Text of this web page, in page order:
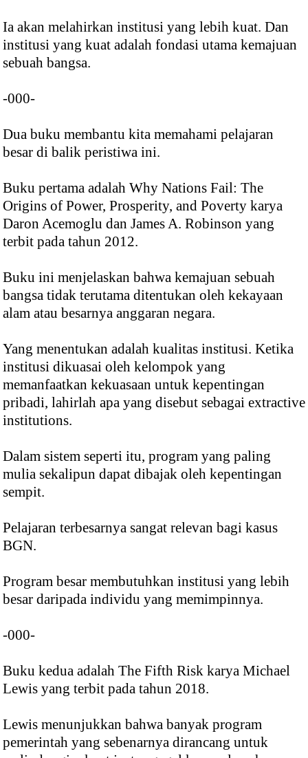
Ia akan melahirkan institusi yang lebih kuat. Dan
institusi yang kuat adalah fondasi utama kemajuan
sebuah bangsa.
-000-
Dua buku membantu kita memahami pelajaran
besar di balik peristiwa ini.
Buku pertama adalah Why Nations Fail: The
Origins of Power, Prosperity, and Poverty karya
Daron Acemoglu dan James A. Robinson yang
terbit pada tahun 2012.
Buku ini menjelaskan bahwa kemajuan sebuah
bangsa tidak terutama ditentukan oleh kekayaan
alam atau besarnya anggaran negara.
Yang menentukan adalah kualitas institusi. Ketika
institusi dikuasai oleh kelompok yang
memanfaatkan kekuasaan untuk kepentingan
pribadi, lahirlah apa yang disebut sebagai extractive
institutions.
Dalam sistem seperti itu, program yang paling
mulia sekalipun dapat dibajak oleh kepentingan
sempit.
Pelajaran terbesarnya sangat relevan bagi kasus
BGN.
Program besar membutuhkan institusi yang lebih
besar daripada individu yang memimpinnya.
-000-
Buku kedua adalah The Fifth Risk karya Michael
Lewis yang terbit pada tahun 2018.
Lewis menunjukkan bahwa banyak program
pemerintah yang sebenarnya dirancang untuk